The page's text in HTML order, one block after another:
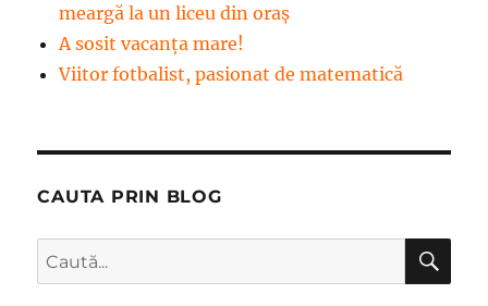
meargă la un liceu din oraș
A sosit vacanța mare!
Viitor fotbalist, pasionat de matematică
CAUTA PRIN BLOG
Caută
după: